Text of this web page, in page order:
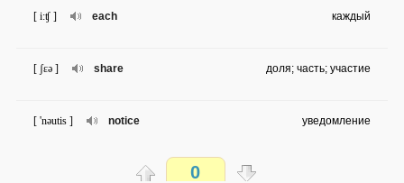
each
[ i:ʧ ] каждый
share
[ ʃɛə ] доля; часть; участие
notice
[ 'nəutis ] уведомление
0